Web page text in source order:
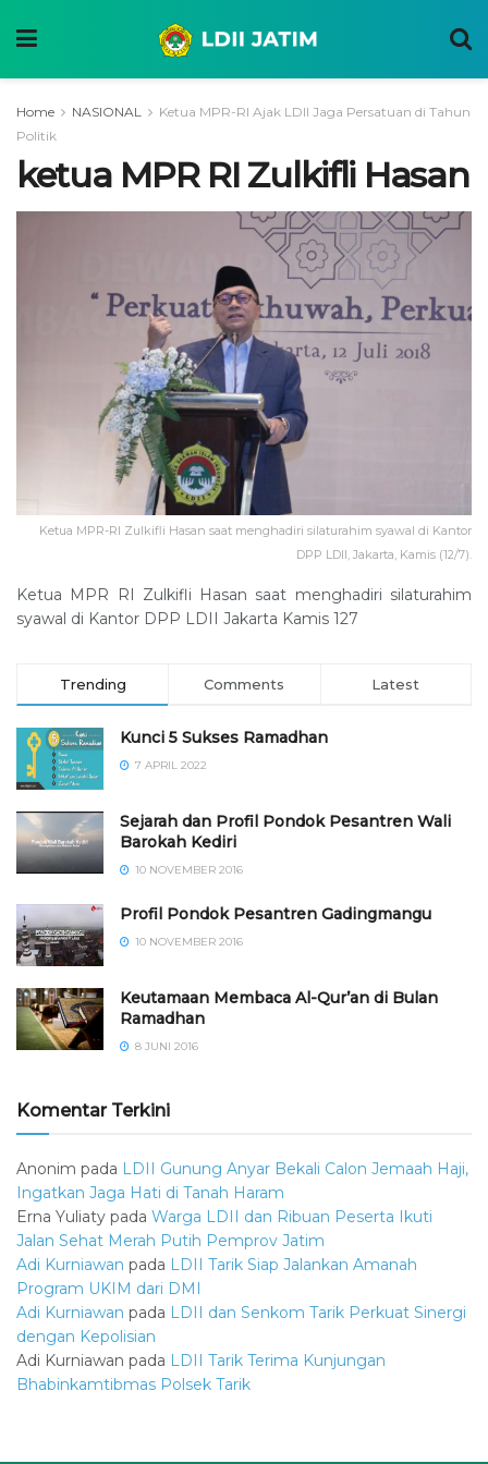
Home NASIONAL
Ketua MPR-RI Ajak LDII Jaga Persatuan di Tahun
Politik
ketua MPR RI Zulkifli Hasan
Ketua MPR-RI Zulkifli Hasan saat menghadiri silaturahim syawal di Kantor
DPP LDII, Jakarta, Kamis (12/7).
Ketua MPR RI Zulkifli Hasan saat menghadiri silaturahim
syawal di Kantor DPP LDII Jakarta Kamis 127
Trending Comments Latest
Kunci 5 Sukses Ramadhan
7 APRIL 2022
Sejarah dan Profil Pondok Pesantren Wali
Barokah Kediri
10 NOVEMBER 2016
⁠⁠⁠Profil Pondok Pesantren Gadingmangu
10 NOVEMBER 2016
Keutamaan Membaca Al-Qur’an di Bulan
Ramadhan
8 JUNI 2016
Komentar Terkini
Anonim pada LDII Gunung Anyar Bekali Calon Jemaah Haji,
Ingatkan Jaga Hati di Tanah Haram
Erna Yuliaty pada Warga LDII dan Ribuan Peserta Ikuti
Jalan Sehat Merah Putih Pemprov Jatim
Adi Kurniawan pada LDII Tarik Siap Jalankan Amanah
Program UKIM dari DMI
Adi Kurniawan pada LDII dan Senkom Tarik Perkuat Sinergi
dengan Kepolisian
Adi Kurniawan pada LDII Tarik Terima Kunjungan
Bhabinkamtibmas Polsek Tarik